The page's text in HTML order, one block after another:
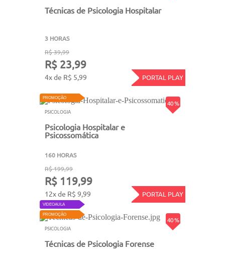
Técnicas de Psicologia Hospitalar
3 HORAS
R$ 39,99
R$ 23,99
4x de R$ 5,99 PORTAL PLAY
40 %
PROMOÇÃO
PSICOLOGIA
Psicologia Hospitalar e
Psicossomática
160 HORAS
R$ 199,99
R$ 119,99
12x de R$ 9,99 PORTAL PLAY
40 %
VIDEOAULA
PROMOÇÃO
PSICOLOGIA
Técnicas de Psicologia Forense